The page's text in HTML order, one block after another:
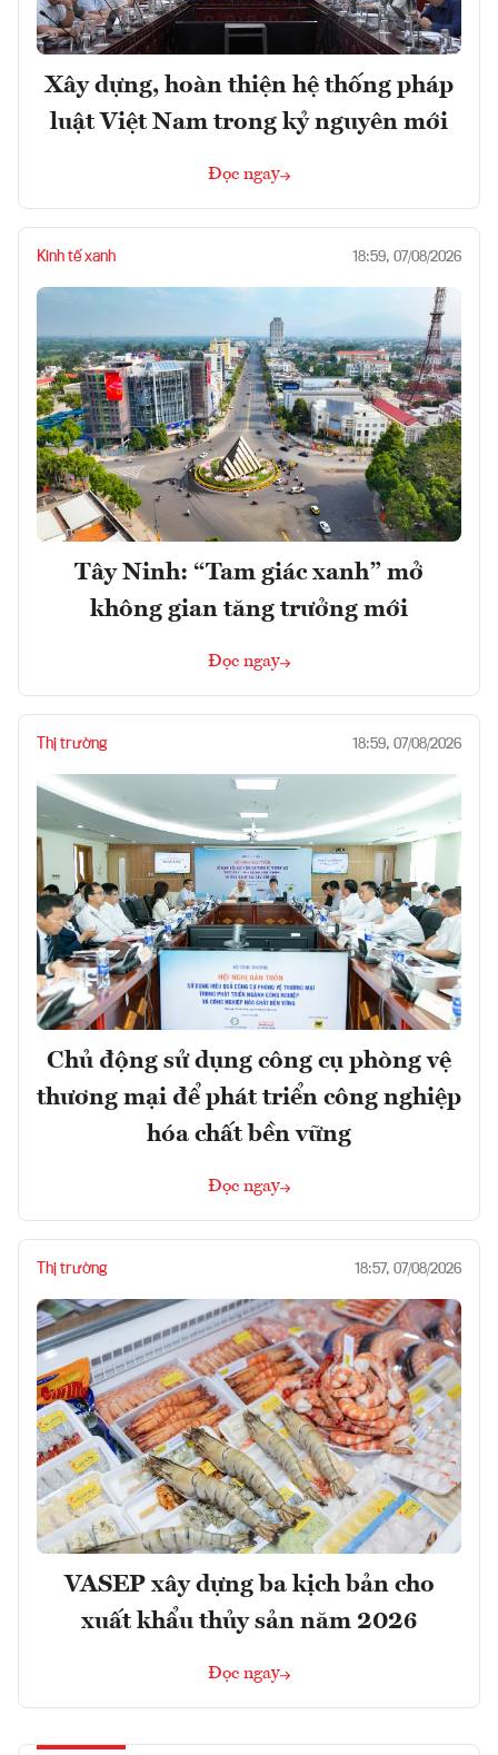
Xây dựng, hoàn thiện hệ thống pháp
luật Việt Nam trong kỷ nguyên mới
Đọc ngay
Kinh tế xanh 18:59, 07/08/2026
Tây Ninh: “Tam giác xanh” mở
không gian tăng trưởng mới
Đọc ngay
Thị trường 18:59, 07/08/2026
Chủ động sử dụng công cụ phòng vệ
thương mại để phát triển công nghiệp
hóa chất bền vững
Đọc ngay
Thị trường 18:57, 07/08/2026
VASEP xây dựng ba kịch bản cho
xuất khẩu thủy sản năm 2026
Đọc ngay